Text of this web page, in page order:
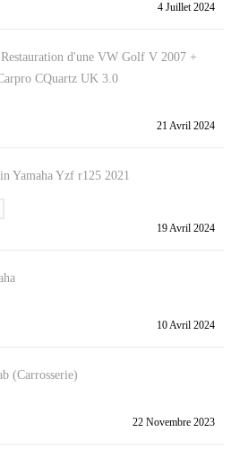
4 Juillet 2024
d'une VW Golf V 2007 +
CQuartz UK 3.0
21 Avril 2024
Yamaha Yzf r125 2021
19 Avril 2024
10 Avril 2024
(Carrosserie)
22 Novembre 2023